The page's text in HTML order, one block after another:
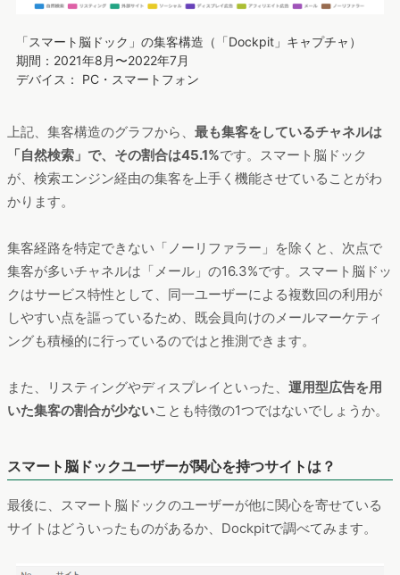
「スマート脳ドック」の集客構造（「Dockpit」キャプチャ）
期間：2021年8月〜2022年7月
デバイス： PC・スマートフォン
上記、集客構造のグラフから、 最も集客をしているチャネルは
「自然検索」で、その割合は45.1%です。スマート脳ドック
が、検索エンジン経由の集客を上手く機能させていることがわ
かります。
集客経路を特定できない「ノーリファラー」を除くと、次点で
集客が多いチャネルは「メール」の16.3%です。スマート脳ドッ
クはサービス特性として、同一ユーザーによる複数回の利用が
しやすい点を謳っているため、既会員向けのメールマーケティ
ングも積極的に行っているのではと推測できます。
また、リスティングやディスプレイといった、 運用型広告を用
いた集客の割合が少ないことも特徴の1つではないでしょうか。
スマート脳ドックユーザーが関心を持つサイトは？
最後に、スマート脳ドックのユーザーが他に関心を寄せている
サイトはどういったものがあるか、Dockpitで調べてみます。